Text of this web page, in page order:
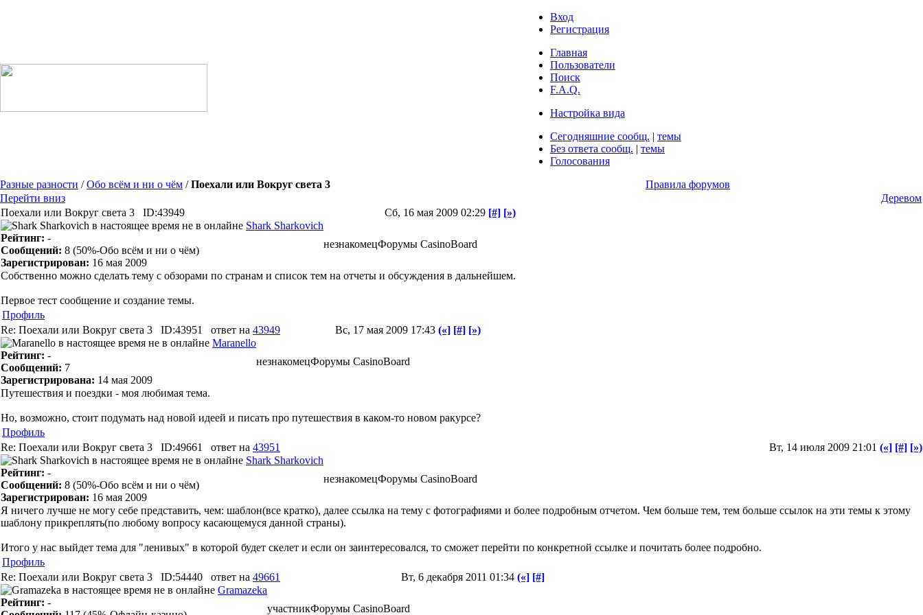
Вход
Регистрация
Главная
Пользователи
Поиск
F.A.Q.
Настройка вида
Сегодняшние сообщ. | темы
Без ответа сообщ. | темы
Голосования
Разные разности /Обо всём и ни о чём /Поехали или Вокруг света 3
Правила форумов
Перейти вниз
Деревом
Поехали или Вокруг света 3
ID:43949 Сб, 16 мая 2009 02:29 [#] [»)
Shark Sharkovich
Рейтинг: -
Сообщений: 8 (50%-Обо всём и ни о чём)
Зарегистрирован: 16 мая 2009
незнакомецФорумы CasinoBoard
Собственно можно сделать тему с обзорами по странам и список тем на отчеты и обсуждения в дальнейшем.
Первое тест сообщение и создание темы.
Профиль
Re: Поехали или Вокруг света 3
ID:43951 ответ на 43949 Вс, 17 мая 2009 17:43 («] [#] [»)
Maranello
Рейтинг: -
Сообщений: 7
Зарегистрирована: 14 мая 2009
незнакомецФорумы CasinoBoard
Путешествия и поездки - моя любимая тема.
Но, возможно, стоит подумать над новой идеей и писать про путешествия в каком-то новом ракурсе?
Профиль
Re: Поехали или Вокруг света 3
ID:49661 ответ на 43951 Вт, 14 июля 2009 21:01 («] [#] [»)
Shark Sharkovich
Рейтинг: -
Сообщений: 8 (50%-Обо всём и ни о чём)
Зарегистрирован: 16 мая 2009
незнакомецФорумы CasinoBoard
Я ничего лучше не могу себе представить, чем: шаблон(все кратко), далее ссылка на тему с фотографиями и более подробным отчетом. Чем больше тем, тем больше ссылок на эти темы к этому
шаблону прикреплять(по любому вопросу касающемуся данной страны).
Итого у нас выйдет тема для "ленивых" в которой будет скелет и если он заинтересовался, то сможет перейти по конкретной ссылке и почитать более подробно.
Профиль
Re: Поехали или Вокруг света 3
ID:54440 ответ на 49661 Вт, 6 декабря 2011 01:34 («] [#]
Gramazeka
Рейтинг: -
участникФорумы CasinoBoard